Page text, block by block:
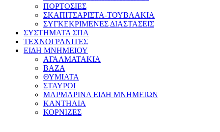
ΠΟΡΤΟΣΙΕΣ
ΣΚΑΠΙΤΣΑΡΙΣΤΑ-ΤΟΥΒΛΑΚΙΑ
ΣΥΓΚΕΚΡΙΜΕΝΕΣ ΔΙΑΣΤΑΣΕΙΣ
ΣΥΣΤΗΜΑΤΑ ΣΠΑ
ΤΕΧΝΟΓΡΑΝΙΤΕΣ
ΕΙΔΗ ΜΝΗΜΕΙΟΥ
ΑΓΑΛΜΑΤΑΚΙΑ
ΒΑΖΑ
ΘΥΜΙΑΤΑ
ΣΤΑΥΡΟΙ
ΜΑΡΜΑΡΙΝΑ ΕΙΔΗ ΜΝΗΜΕΙΩΝ
ΚΑΝΤΗΛΙΑ
ΚΟΡΝΙΖΕΣ